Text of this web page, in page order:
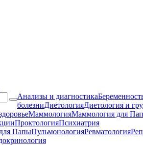
Анализы и диагностика
болезниДиетологияДиетология и
МаммологияМаммология для Пап
ПроктологияПсихиатрия
ПапыПульмонологияРевматология